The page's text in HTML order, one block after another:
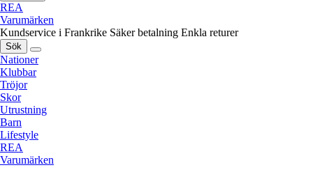
REA
Varumärken
Kundservice i Frankrike Säker betalning Enkla returer
Sök
Nationer
Klubbar
Tröjor
Skor
Utrustning
Barn
Lifestyle
REA
Varumärken